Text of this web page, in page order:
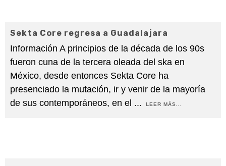
Sekta Core regresa a Guadalajara
Información A principios de la década de los 90s
fueron cuna de la tercera oleada del ska en
México, desde entonces Sekta Core ha
presenciado la mutación, ir y venir de la mayoría
de sus contemporáneos, en el ... LEER MÁS...